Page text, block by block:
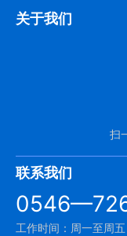
关于我们
扫
联系我们
工作时间：周一至周